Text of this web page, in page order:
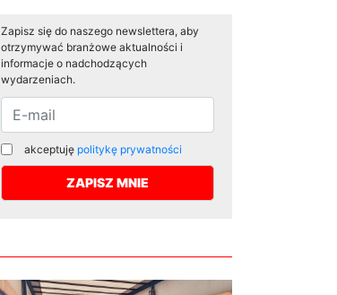
Zapisz się do naszego newslettera, aby
otrzymywać branżowe aktualności i
informacje o nadchodzących
wydarzeniach.
akceptuję politykę prywatności